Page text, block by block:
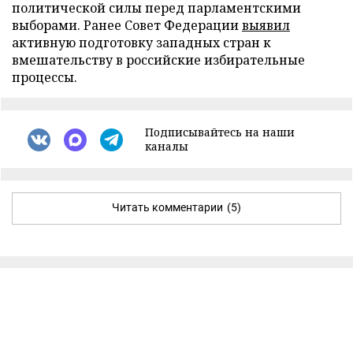
политической силы перед парламентскими
выборами. Ранее Совет Федерациивыявил
активную подготовку западных стран к
вмешательству в российские избирательные
процессы.
Подписывайтесь на наши
каналы
Читать комментарии (5)